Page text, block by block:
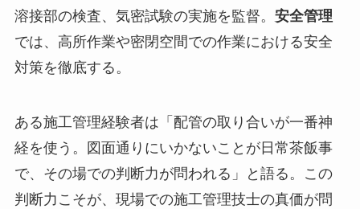
溶接部の検査、気密試験の実施を監督。 安全管理
では、高所作業や密閉空間での作業における安全
対策を徹底する。
ある施工管理経験者は「配管の取り合いが一番神
経を使う。図面通りにいかないことが日常茶飯事
で、その場での判断力が問われる」と語る。この
判断力こそが、現場での施工管理技士の真価が問